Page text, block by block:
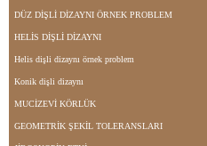
DÜZ DİŞLİ DİZAYNI ÖRNEK PROBLEM
HELİS DİŞLİ DİZAYNI
Helis dişli dizaynı örnek problem
Konik dişli dizaynı
MUCİZEVİ KÖRLÜK
GEOMETRİK ŞEKİL TOLERANSLARI